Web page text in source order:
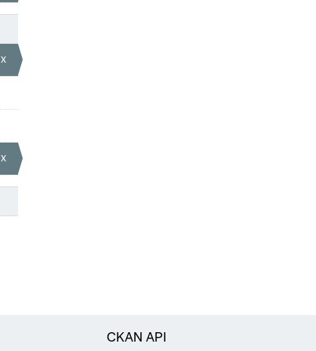
x
x
CKAN API